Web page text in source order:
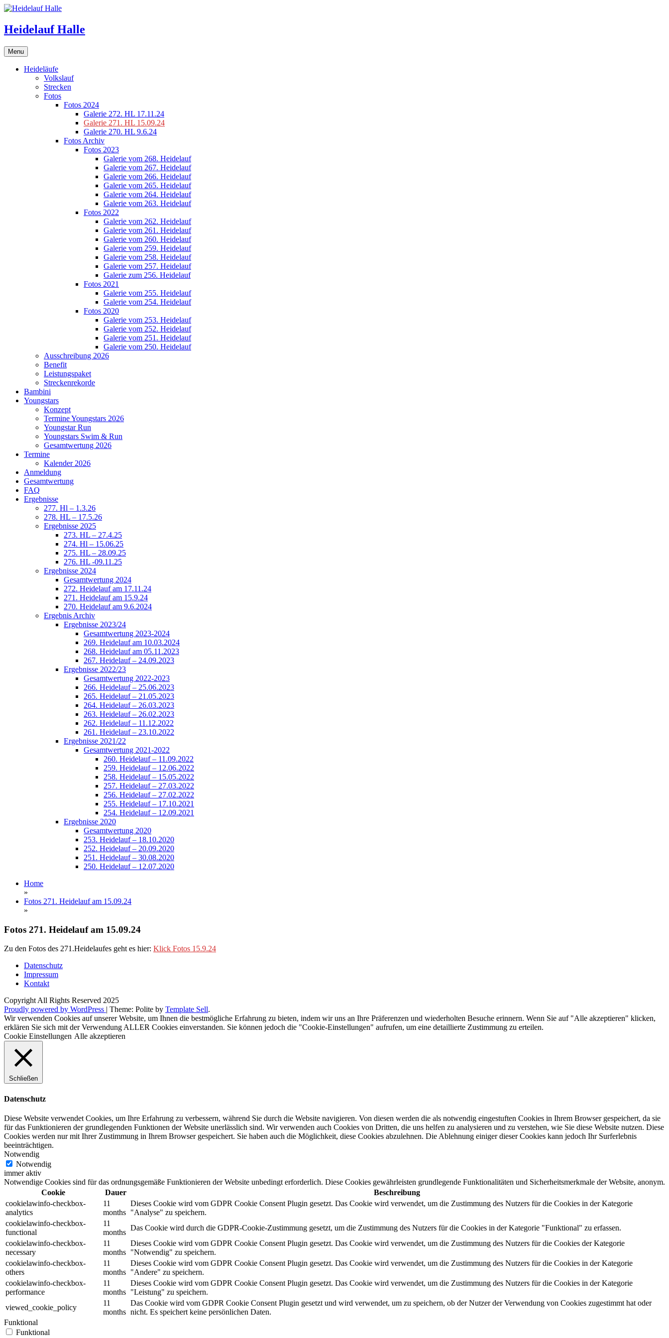
Skip
content
Heidelauf Halle
Menu
Heideläufe
Volkslauf
Strecken
Fotos
Fotos 2024
Galerie 272. HL 17.11.24
Galerie 271. HL 15.09.24
Galerie 270. HL 9.6.24
Fotos Archiv
Fotos 2023
Galerie vom 268. Heidelauf
Galerie vom 267. Heidelauf
Galerie vom 266. Heidelauf
Galerie vom 265. Heidelauf
Galerie vom 264. Heidelauf
Galerie vom 263. Heidelauf
Fotos 2022
Galerie vom 262. Heidelauf
Galerie vom 261. Heidelauf
Galerie vom 260. Heidelauf
Galerie vom 259. Heidelauf
Galerie vom 258. Heidelauf
Galerie vom 257. Heidelauf
Galerie zum 256. Heidelauf
Fotos 2021
Galerie vom 255. Heidelauf
Galerie vom 254. Heidelauf
Fotos 2020
Galerie vom 253. Heidelauf
Galerie vom 252. Heidelauf
Galerie vom 251. Heidelauf
Galerie vom 250. Heidelauf
Ausschreibung 2026
Benefit
Leistungspaket
Streckenrekorde
Bambini
Youngstars
Konzept
Termine Youngstars 2026
Youngstar Run
Youngstars Swim & Run
Gesamtwertung 2026
Termine
Kalender 2026
Anmeldung
Gesamtwertung
FAQ
Ergebnisse
277. Hl – 1.3.26
278. HL – 17.5.26
Ergebnisse 2025
273. HL – 27.4.25
274. Hl – 15.06.25
275. HL – 28.09.25
276. HL -09.11.25
Ergebnisse 2024
Gesamtwertung 2024
272. Heidelauf am 17.11.24
271. Heidelauf am 15.9.24
270. Heidelauf am 9.6.2024
Ergebnis Archiv
Ergebnisse 2023/24
Gesamtwertung 2023-2024
269. Heidelauf am 10.03.2024
268. Heidelauf am 05.11.2023
267. Heidelauf – 24.09.2023
Ergebnisse 2022/23
Gesamtwertung 2022-2023
266. Heidelauf – 25.06.2023
265. Heidelauf – 21.05.2023
264. Heidelauf – 26.03.2023
263. Heidelauf – 26.02.2023
262. Heidelauf – 11.12.2022
261. Heidelauf – 23.10.2022
Ergebnisse 2021/22
Gesamtwertung 2021-2022
260. Heidelauf – 11.09.2022
259. Heidelauf – 12.06.2022
258. Heidelauf – 15.05.2022
257. Heidelauf – 27.03.2022
256. Heidelauf – 27.02.2022
255. Heidelauf – 17.10.2021
254. Heidelauf – 12.09.2021
Ergebnisse 2020
Gesamtwertung 2020
253. Heidelauf – 18.10.2020
252. Heidelauf – 20.09.2020
251. Heidelauf – 30.08.2020
250. Heidelauf – 12.07.2020
Home
»
Fotos 271. Heidelauf am 15.09.24
»
Fotos 271. Heidelauf am 15.09.24
Zu den Fotos des 271.Heidelaufes geht es hier: Klick Fotos 15.9.24
Datenschutz
Impressum
Kontakt
Copyright All Rights Reserved 2025
Proudly powered by WordPress | Theme: Polite by Template Sell.
Wir verwenden Cookies auf unserer Website, um Ihnen die bestmögliche Erfahrung zu bieten, indem wir uns an Ihre Präferenzen und wiederholten Besuche erinnern. Wenn Sie auf "Alle akzeptieren" klicken,
erklären Sie sich mit der Verwendung ALLER Cookies einverstanden. Sie können jedoch die "Cookie-Einstellungen" aufrufen, um eine detaillierte Zustimmung zu erteilen.
Cookie Einstellungen Alle akzeptieren
Schließen
Datenschutz
Diese Website verwendet Cookies, um Ihre Erfahrung zu verbessern, während Sie durch die Website navigieren. Von diesen werden die als notwendig eingestuften Cookies in Ihrem Browser gespeichert, da sie
für das Funktionieren der grundlegenden Funktionen der Website unerlässlich sind. Wir verwenden auch Cookies von Dritten, die uns helfen zu analysieren und zu verstehen, wie Sie diese Website nutzen. Diese
Cookies werden nur mit Ihrer Zustimmung in Ihrem Browser gespeichert. Sie haben auch die Möglichkeit, diese Cookies abzulehnen. Die Ablehnung einiger dieser Cookies kann jedoch Ihr Surferlebnis
beeinträchtigen.
Notwendig
Notwendig
immer aktiv
Notwendige Cookies sind für das ordnungsgemäße Funktionieren der Website unbedingt erforderlich. Diese Cookies gewährleisten grundlegende Funktionalitäten und Sicherheitsmerkmale der Website, anonym.
Cookie
Dauer
Beschreibung
cookielawinfo-checkbox-
analytics
11
months
Dieses Cookie wird vom GDPR Cookie Consent Plugin gesetzt. Das Cookie wird verwendet, um die Zustimmung des Nutzers für die Cookies in der Kategorie
"Analyse" zu speichern.
cookielawinfo-checkbox-
functional
11
months
Das Cookie wird durch die GDPR-Cookie-Zustimmung gesetzt, um die Zustimmung des Nutzers für die Cookies in der Kategorie "Funktional" zu erfassen.
cookielawinfo-checkbox-
necessary
11
months
Dieses Cookie wird vom GDPR Cookie Consent Plugin gesetzt. Das Cookie wird verwendet, um die Zustimmung des Nutzers für die Cookies der Kategorie
"Notwendig" zu speichern.
cookielawinfo-checkbox-
others
11
months
Dieses Cookie wird vom GDPR Cookie Consent Plugin gesetzt. Das Cookie wird verwendet, um die Zustimmung des Nutzers für die Cookies in der Kategorie
"Andere" zu speichern.
cookielawinfo-checkbox-
performance
11
months
Dieses Cookie wird vom GDPR Cookie Consent Plugin gesetzt. Das Cookie wird verwendet, um die Zustimmung des Nutzers für die Cookies in der Kategorie
"Leistung" zu speichern.
viewed_cookie_policy
11
months
Das Cookie wird vom GDPR Cookie Consent Plugin gesetzt und wird verwendet, um zu speichern, ob der Nutzer der Verwendung von Cookies zugestimmt hat oder
nicht. Es speichert keine persönlichen Daten.
Funktional
Funktional